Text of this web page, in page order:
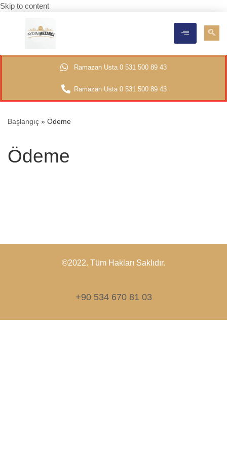
Skip to content
Ramazan Usta 0 531 500 89 43
Ramazan Usta 0 531 500 89 43
Başlangıç » Ödeme
Ödeme
©2022. Tüm Hakları Saklıdır.
+90 534 670 81 03